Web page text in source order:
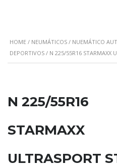
HOME / NEUMÁTICOS / NUEMÁTICO
DEPORTIVOS / N 225/55R16 STARMAXX
N 225/55R16
STARMAXX
ULTRASPORT